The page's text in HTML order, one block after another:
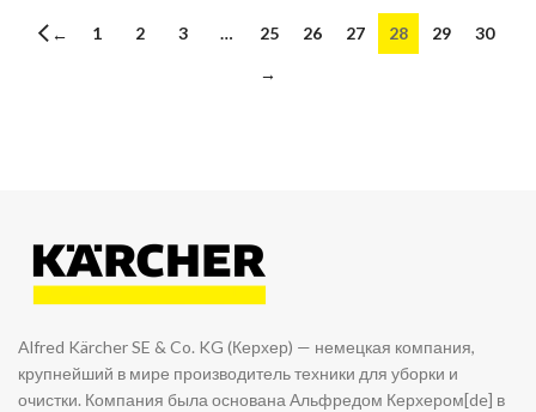
← 1 2 3 … 25 26 27 28 29
30
→
Alfred Kärcher SE & Co. KG (Керхер) — немецкая компания,
крупнейший в мире производитель техники для уборки и
очистки. Компания была основана Альфредом Керхером[de] в